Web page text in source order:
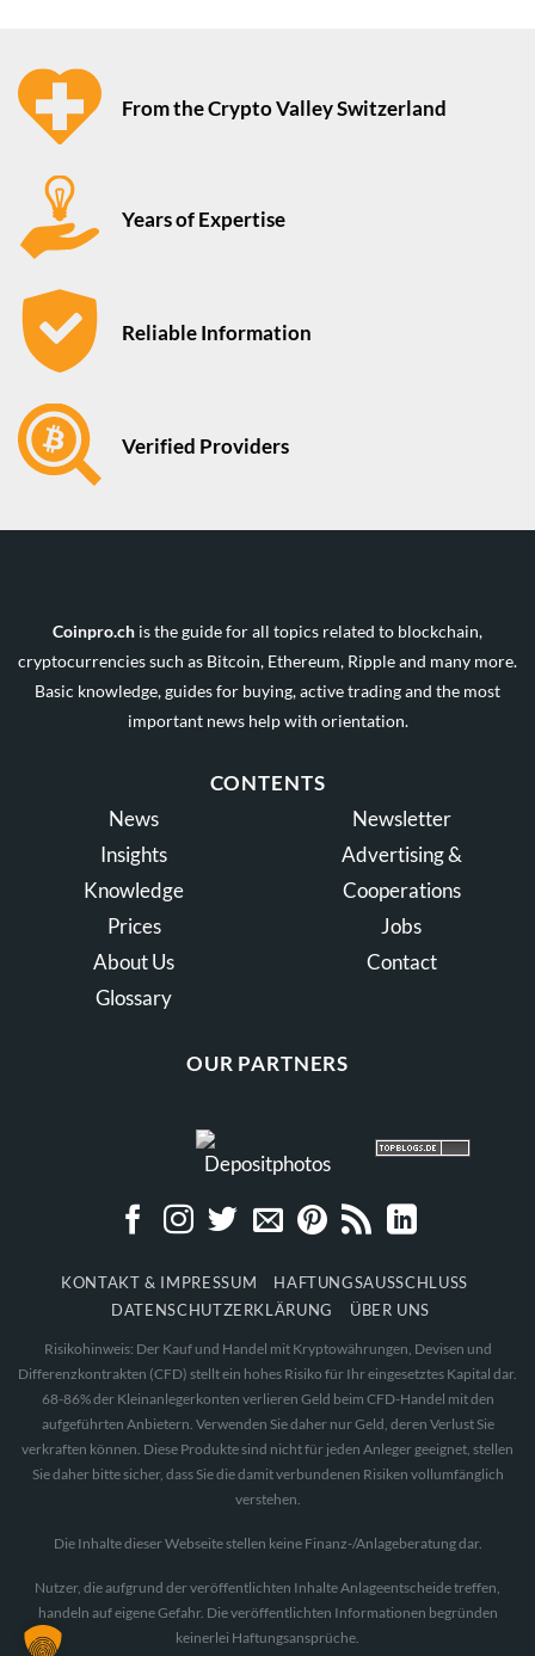
From the Crypto Valley Switzerland
Years of Expertise
Reliable Information
Verified Providers
Coinpro.ch is the guide for all topics related to blockchain,
cryptocurrencies such as Bitcoin, Ethereum, Ripple and many more.
Basic knowledge, guides for buying, active trading and the most
important news help with orientation.
CONTENTS
News
Insights
Knowledge
Prices
About Us
Glossary
Newsletter
Advertising &
Cooperations
Jobs
Contact
OUR PARTNERS
KONTAKT & IMPRESSUM
HAFTUNGSAUSSCHLUSS
DATENSCHUTZERKLÄRUNG
ÜBER UNS
Risikohinweis: Der Kauf und Handel mit Kryptowährungen, Devisen und
Differenzkontrakten (CFD) stellt ein hohes Risiko für Ihr eingesetztes Kapital dar.
68-86% der Kleinanlegerkonten verlieren Geld beim CFD-Handel mit den
aufgeführten Anbietern. Verwenden Sie daher nur Geld, deren Verlust Sie
verkraften können. Diese Produkte sind nicht für jeden Anleger geeignet, stellen
Sie daher bitte sicher, dass Sie die damit verbundenen Risiken vollumfänglich
verstehen.
Die Inhalte dieser Webseite stellen keine Finanz-/Anlageberatung dar.
Nutzer, die aufgrund der veröffentlichten Inhalte Anlageentscheide treffen,
handeln auf eigene Gefahr. Die veröffentlichten Informationen begründen
keinerlei Haftungsansprüche.